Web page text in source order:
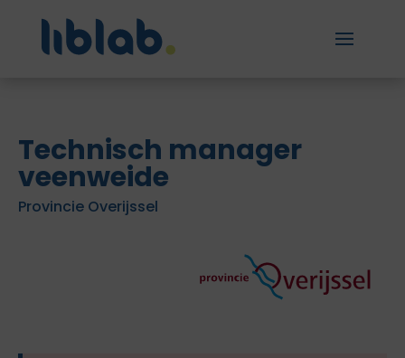
Technisch manager
veenweide
Provincie Overijssel